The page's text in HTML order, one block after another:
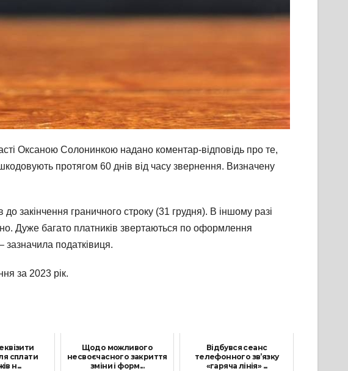
Оксаною Солонинкою надано коментар-відповідь про те,
протягом 60 днів від часу звернення. Визначену
закінчення граничного строку (31 грудня). В іншому разі
Дуже багато платників звертаються по оформлення
зазначила податківиця.
за 2023 рік.
сплати
н...
Щодо можливого
несвоєчасного закриття
зміни і форм...
Відбувся сеанс
телефонного зв’язку
«гаряча лінія» ...